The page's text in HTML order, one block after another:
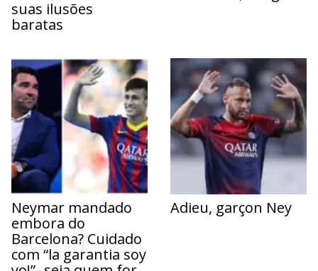
suas ilusões
baratas
Neymar mandado
embora do
Barcelona? Cuidado
com “la garantia soy
Adieu, garçon Ney